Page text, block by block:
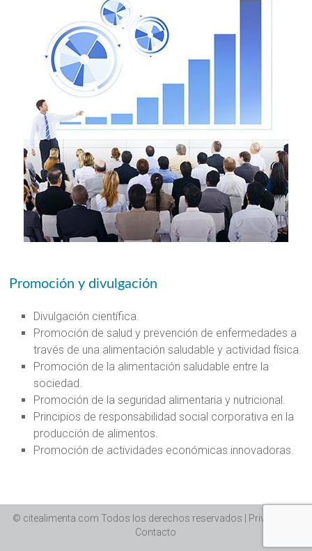
Promoción y divulgación
Divulgación científica.
Promoción de salud y prevención de enfermedades a
través de una alimentación saludable y actividad física.
Promoción de la alimentación saludable entre la
sociedad.
Promoción de la seguridad alimentaria y nutricional.
Principios de responsabilidad social corporativa en la
producción de alimentos.
Promoción de actividades económicas innovadoras.
© citealimenta.com Todos los derechos reservados | Privacidad |
Contacto